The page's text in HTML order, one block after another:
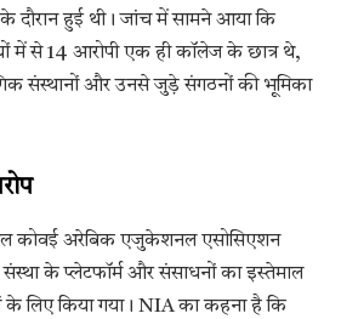
दौरान हुई थी। जांच में सामने आया कि
में से 14 आरोपी एक ही कॉलेज के छात्र थे,
संस्थानों और उनसे जुड़े संगठनों की भूमिका
कोवई अरेबिक एजुकेशनल एसोसिएशन
के प्लेटफॉर्म और संसाधनों का इस्तेमाल
के लिए किया गया। NIA का कहना है कि